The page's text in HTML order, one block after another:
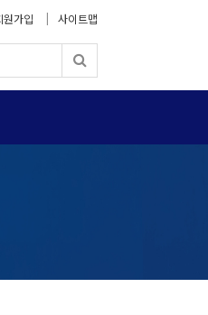
원가입 사이트맵